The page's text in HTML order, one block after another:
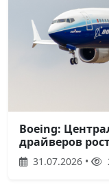
Boeing:
драйверов
31.07.2026 •